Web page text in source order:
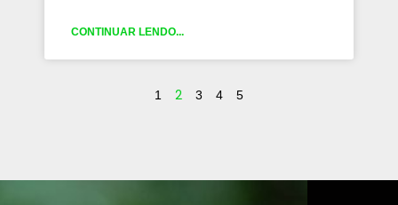
CONTINUAR LENDO...
1 2 3 4 5